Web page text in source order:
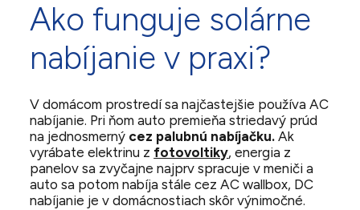
Ako funguje solárne
nabíjanie v praxi?
V domácom prostredí sa najčastejšie používa AC
nabíjanie. Pri ňom auto premieňa striedavý prúd
na jednosmerný cez palubnú nabíjačku. Ak
vyrábate elektrinu z fotovoltiky, energia z
panelov sa zvyčajne najprv spracuje v meniči a
auto sa potom nabíja stále cez AC wallbox, DC
nabíjanie je v domácnostiach skôr výnimočné.